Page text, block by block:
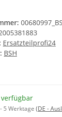
Ersatzteilprofi24
BSH
5 Werktage (DE -